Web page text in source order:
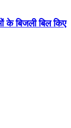
के बिजली बिल किए